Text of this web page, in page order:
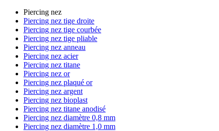
Piercing nez
Piercing nez tige droite
Piercing nez tige courbée
Piercing nez tige pliable
Piercing nez anneau
Piercing nez acier
Piercing nez titane
Piercing nez or
Piercing nez plaqué or
Piercing nez argent
Piercing nez bioplast
Piercing nez titane anodisé
Piercing nez diamètre 0,8 mm
Piercing nez diamètre 1,0 mm